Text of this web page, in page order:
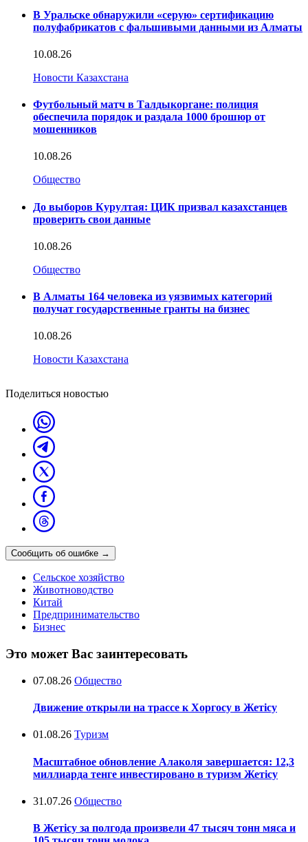
В Уральске обнаружили «серую» сертификацию
полуфабрикатов с фальшивыми данными из Алматы
10.08.26
Новости Казахстана
Футбольный матч в Талдыкоргане: полиция
обеспечила порядок и раздала 1000 брошюр от
мошенников
10.08.26
Общество
До выборов Курултая: ЦИК призвал казахстанцев
проверить свои данные
10.08.26
Общество
В Алматы 164 человека из уязвимых категорий
получат государственные гранты на бизнес
10.08.26
Новости Казахстана
Поделиться новостью
Сообщить об ошибке →
Сельское хозяйство
Животноводство
Китай
Предпринимательство
Бизнес
Это может Вас заинтересовать
07.08.26 Общество
Движение открыли на трассе к Хоргосу в Жетісу
01.08.26 Туризм
Масштабное обновление Алаколя завершается: 12,3
миллиарда тенге инвестировано в туризм Жетісу
31.07.26 Общество
В Жетісу за полгода произвели 47 тысяч тонн мяса и